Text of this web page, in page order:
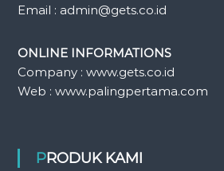
Email : admin@gets.co.id
ONLINE INFORMATIONS
Company : www.gets.co.id
Web : www.palingpertama.com
PRODUK KAMI